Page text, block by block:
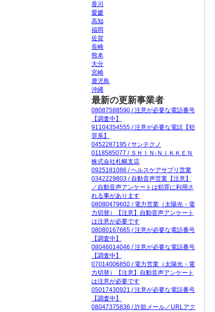
香川
愛媛
高知
福岡
佐賀
長崎
熊本
大分
宮崎
鹿児島
沖縄
最新の更新事業者
08087588590 / 注意が必要な電話番号
【調査中】
91104354555 / 注意が必要な電話【犯
罪系】
0452287195 / サンテクノ
0118585077 / ＳＨＩＮ‐ＮＩＫＫＥＮ
株式会社札幌支店
0925181086 / ヘルスケアサプリ営業
0342229803 / 自動音声営業【注意】
／自動音声アンケートは犯罪に利用さ
れる事があります
08080479602 / 電力営業（太陽光・電
力切替）【注意】自動音声アンケート
は注意が必要です
08080167665 / 注意が必要な電話番号
【調査中】
08046014046 / 注意が必要な電話番号
【調査中】
07014006850 / 電力営業（太陽光・電
力切替）【注意】自動音声アンケート
は注意が必要です
05017430921 / 注意が必要な電話番号
【調査中】
08047375836 / 詐欺メール／URLアク